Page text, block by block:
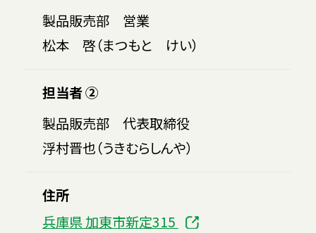
製品販売部 営業
松本 啓（まつもと けい）
担当者 ②
製品販売部 代表取締役
浮村晋也（うきむらしんや）
住所
兵庫県 加東市新定315